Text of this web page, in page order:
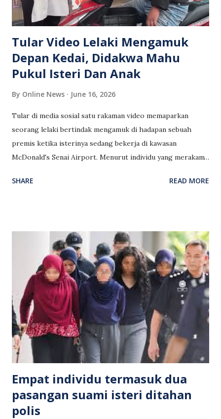
ketawa sambil berkata: “Baiklah, suatu hari nanti kita...
Tular Video Lelaki Mengamuk
Depan Kedai, Didakwa Mahu
Pukul Isteri Dan Anak
By Online News June 16, 2026
Tular di media sosial satu rakaman video memaparkan
seorang lelaki bertindak mengamuk di hadapan sebuah
premis ketika isterinya sedang bekerja di kawasan
McDonald's Senai Airport. Menurut individu yang merakam
isterinya pulang untuk menjaga anak. Malah, keadaan
kenderaan bersebelahan lokasi kejadian mendakwa
menyaksikan keseluruhan insiden tersebut dan melahirkan
rasa simpati terhadap wanita terbabit. Rakaman berkenaan
mengundang pelbagai reaksi netizen yang mengecam
tindakan agresif lelaki tersebut serta berharap pihak
berkaitan dapat mengambil tindakan sewajarnya sekiranya
berlaku unsur keganasan rumah tangga. Setakat ini, belum
terdapat kenyataan rasmi daripada pihak berkuasa
berhubung kejadian tersebut. Orang ramai turut diingatkan
agar tidak membuat se...
SHARE READ MORE
Empat individu termasuk dua
pasangan suami isteri ditahan
polis